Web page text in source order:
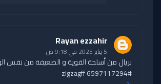
Rayan ezzahir
5 يناير 2025 في 9:18 ص
بريال من أسلحة القوية و الضعيفة من نفس
#zigzagff 6597117294